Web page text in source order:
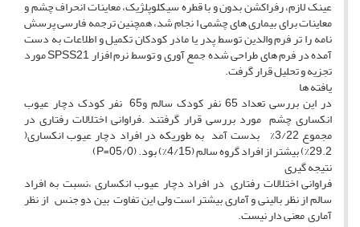
عینک لازم، رفراکشن بدون و با قطره سیکلوپلژیک، معاینات انحراف چشم و
معاینات برای بیماری های چشمی ا نجام شد، همچنین ترجمه فارسی پرسش
نامه را تر فرم والدین توسط پدر یا مادر کودکان تکمیل و اطلاعات به دست
آمده در فرم های طراحی شده جمع آوری و توسط نرم افزار SPSS21 مورد
تجزیه و تحلیل قرار گرفت.
یافته ها
در این بررسی تعداد 65 نفر کودک سالم و65 نفر کودک دچار عیوب
انکساری چشم مورد بررسی قرار گرفتند .فراوانی اختلالات رفتاری در
مجموع 3/22% بدست آمد به طوریکه در افراد دچار عیوب انکساری(
29.2%) بیشتر از افراد گروه سالم (4/15%) بود. (05/0=P)
نتیجه گیری
فراوانی اختلالات رفتاری در افراد دچار عیوب انکساری ،نسبت به افراد
سالم از نظر بالینی و آماری بیشتر است ولی این تفاوت بین دو جنس از نظر
آماری معنی دار نیست.